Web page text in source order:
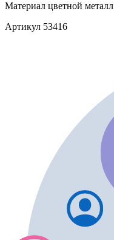
Материал цветной металл
Артикул 53416